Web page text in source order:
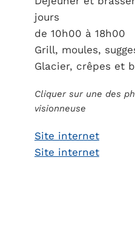
jours
de 10h00 à 18h00
Grill, moules,
Glacier, crêpes et
Cliquer sur une des
visionneuse
Site internet
Site internet